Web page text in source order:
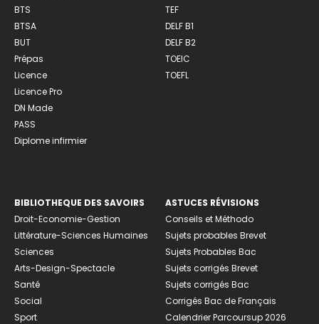
BTS
BTSA
BUT
Prépas
Licence
Licence Pro
DN Made
PASS
Diplome infirmier
TEF
DELF B1
DELF B2
TOEIC
TOEFL
BIBLIOTHEQUE DES SAVOIRS
Droit-Economie-Gestion
Littérature-Sciences Humaines
Sciences
Arts-Design-Spectacle
Santé
Social
Sport
ASTUCES RÉVISIONS
Conseils et Méthodo
Sujets probables Brevet
Sujets Probables Bac
Sujets corrigés Brevet
Sujets corrigés Bac
Corrigés Bac de Français
Calendrier Parcoursup 2026